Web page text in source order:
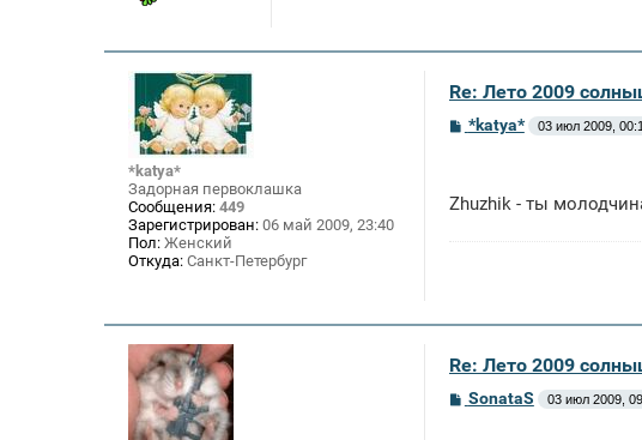
*katya*
Задорная первоклашка
Сообщения: 449
Зарегистрирован: 06 май 2009, 23:40
Пол: Женский
Откуда: Санкт-Петербург
Re: Лето 2009
С
е
*katya* 03 июл 2009,
Zhuzhik - ты
Re: Лето 2009
СSonataS 03 июл 2009,